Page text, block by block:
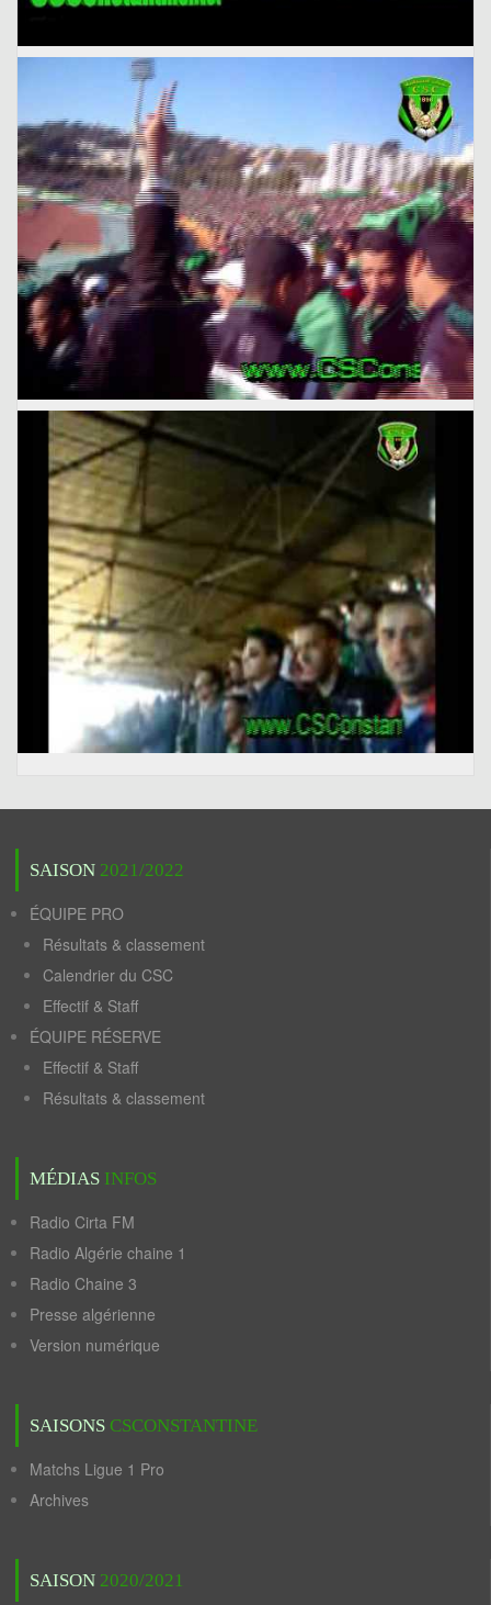
SAISON 2021/2022
ÉQUIPE PRO
Résultats & classement
Calendrier du CSC
Effectif & Staff
ÉQUIPE RÉSERVE
Effectif & Staff
Résultats & classement
MÉDIAS INFOS
Radio Cirta FM
Radio Algérie chaine 1
Radio Chaine 3
Presse algérienne
Version numérique
SAISONS CSCONSTANTINE
Matchs Ligue 1 Pro
Archives
SAISON 2020/2021